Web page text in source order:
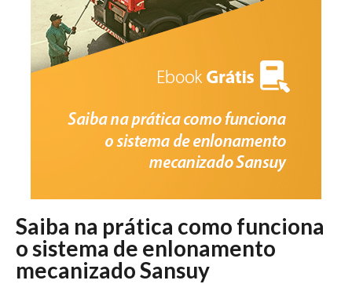
Saiba na prática como funciona
o sistema de enlonamento
mecanizado Sansuy